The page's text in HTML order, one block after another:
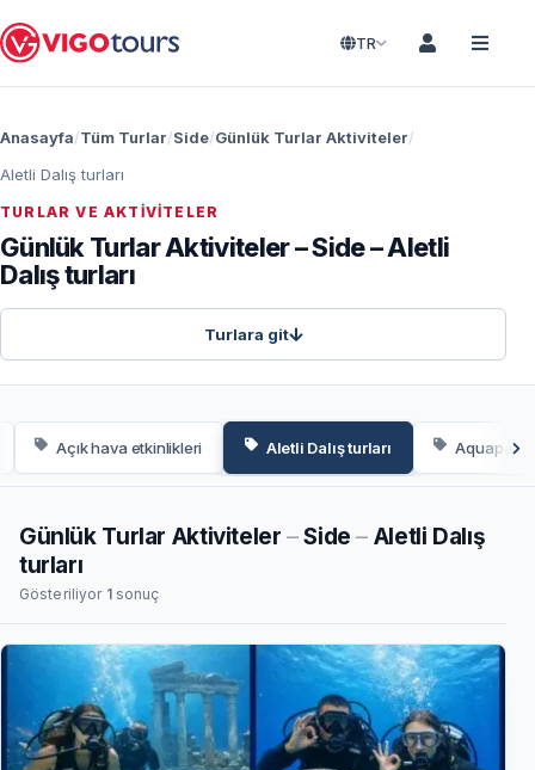
TR
Anasayfa Tüm Turlar Side Günlük Turlar Aktiviteler
Aletli Dalış turları
TURLAR VE AKTIVITELER
Günlük Turlar Aktiviteler – Side – Aletli
Dalış turları
Turlara git
Açık hava etkinlikleri Aletli Dalış turları Aquapark
Günlük Turlar Aktiviteler–Side– Aletli Dalış
turları
Gösteriliyor 1sonuç